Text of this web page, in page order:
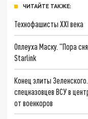
ЧИТАЙТЕ ТАКЖЕ:
Технофашисты XXI века
Оплеуха Маску. "Пора
Starlink
Конец элиты
спецназовцев ВСУ в
от военкоров